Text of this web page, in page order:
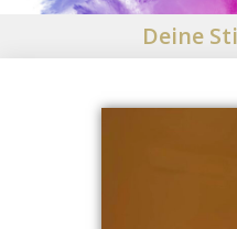
Deine